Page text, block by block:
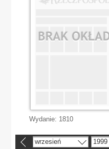
Wydanie: 1810
wrzesień 1999